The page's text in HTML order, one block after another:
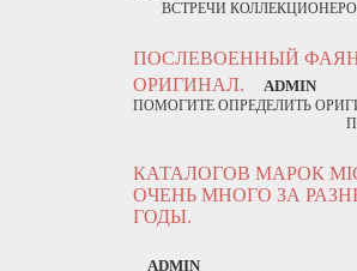
ВСТРЕЧИ
ПОСЛЕВОЕННЫЙ
ОРИГИНАЛ.
ADMIN
ПОМОГИТЕ ОПРЕДЕЛИТЬ
КАТАЛОГОВ МАРОК
ОЧЕНЬ МНОГО ЗА
ГОДЫ.
ADMIN